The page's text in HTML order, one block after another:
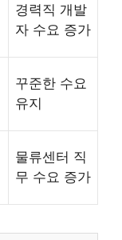
경력직 개발
자 수요 증가
꾸준한 수요
유지
물류센터 직
무 수요 증가